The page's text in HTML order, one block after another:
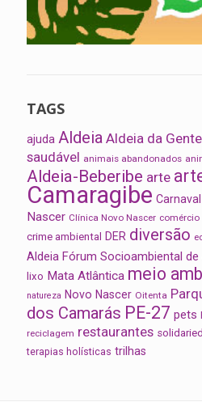
TAGS
ajuda Aldeia Aldeia da Gente
saudável animais abandonados
Aldeia-Beberibe arte
Camaragibe Carnaval
Nascer Clínica Novo Nascer comércio
crime ambiental DER diversão
Aldeia Fórum Socioambiental de
lixo Mata Atlântica meio
natureza Novo Nascer Oitenta
dos Camarás PE-27 pets
reciclagem restaurantes
terapias holísticas trilhas